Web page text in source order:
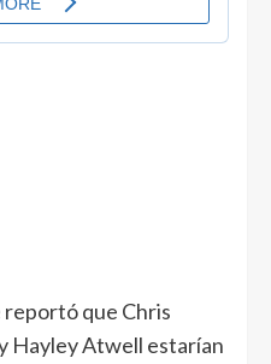
reportó que Chris
Hayley Atwell estarían